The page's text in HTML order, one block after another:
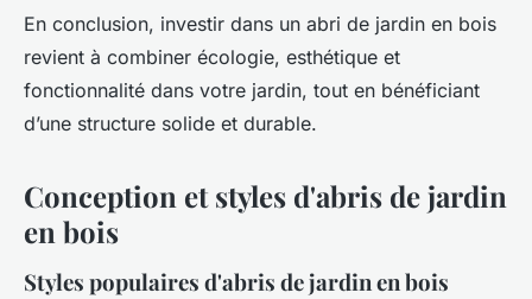
En conclusion, investir dans un abri de jardin en bois
revient à combiner écologie, esthétique et
fonctionnalité dans votre jardin, tout en bénéficiant
d’une structure solide et durable.
Conception et styles d'abris de jardin
en bois
Styles populaires d'abris de jardin en bois